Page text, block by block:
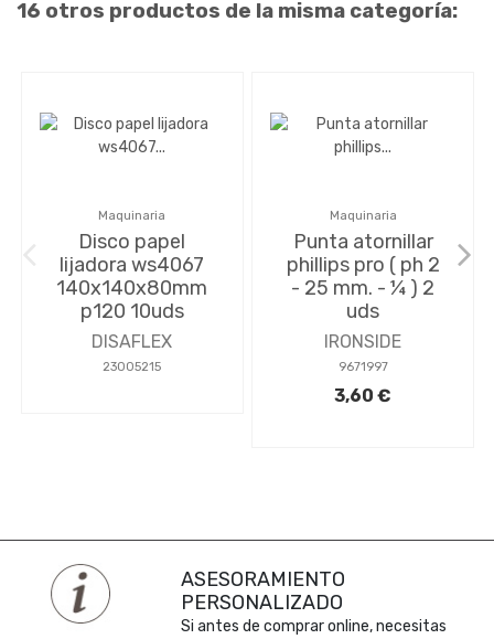
16 otros productos de la misma categoría:
Maquinaria
Disco papel
lijadora ws4067
140x140x80mm
p120 10uds
DISAFLEX
23005215
Maquinaria
Punta atornillar
phillips pro ( ph 2
- 25 mm. - ¼ ) 2
uds
IRONSIDE
9671997
3,60 €
ASESORAMIENTO
PERSONALIZADO
Si antes de comprar online, necesitas